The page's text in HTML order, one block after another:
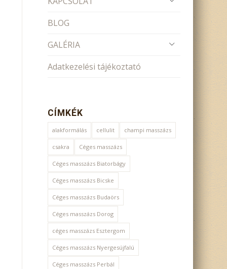
BLOG
GALÉRIA
Adatkezelési tájékoztató
CÍMKÉK
alakformálás cellulit champi masszázs
csakra Céges masszázs
Céges masszázs Biatorbágy
Céges masszázs Bicske
Céges masszázs Budaörs
Céges masszázs Dorog
céges masszázs Esztergom
Céges masszázs Nyergesújfalú
Céges masszázs Perbál